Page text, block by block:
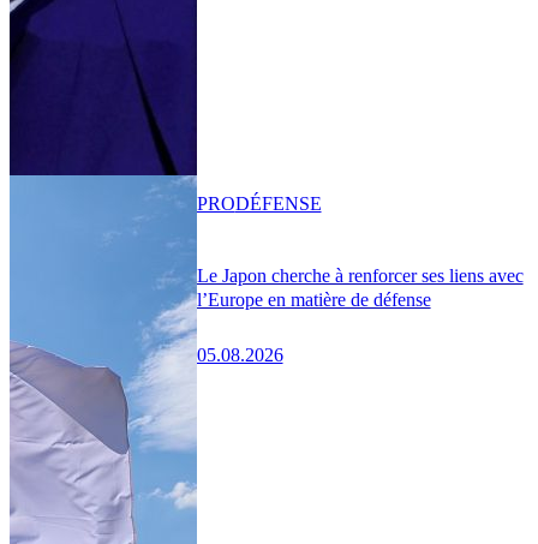
Le Japon cherche à renforcer ses liens avec
l’Europe en matière de défense
05.08.2026
PRODÉFENSE